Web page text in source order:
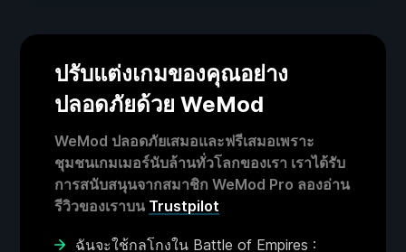
ปรับแต่งเกมของคุณอย่าง
ปลอดภัยด้วย WeMod
WeMod ปลอดภัยเสมอและฟรีเสมอเพราะ
ชุมชนเกมเมอร์นับล้านทั่วโลกของเรา เราได้รับ
การสนับสนุนจากสมาชิก WeMod Pro ลองอ่าน
รีวิวของเราบน Trustpilot
ฉันจะใช้กลโกงใน Battle of Empires :